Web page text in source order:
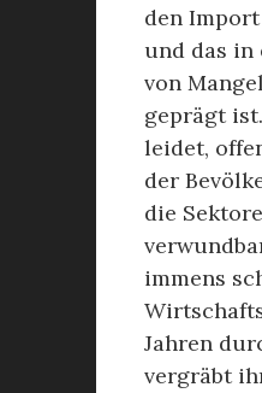
den
und das in
von
geprägt
leidet,
der
die
immens
Jahren
vergräbt